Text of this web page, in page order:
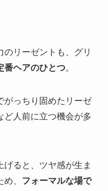
リーゼントも、グリ
番ヘアのひとつ。
がっちり固めたリーゼ
ど人前に立つ機会が多
ると、ツヤ感が生ま
、
フォーマルな場で